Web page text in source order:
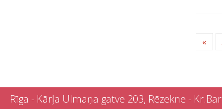
«
Rīga - Kārļa Ulmaņa gatve 203, Rēzekne -